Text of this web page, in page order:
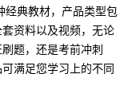
经典教材，产品类型包
资料以及视频，无论
题，还是考前冲刺
满足您学习上的不同